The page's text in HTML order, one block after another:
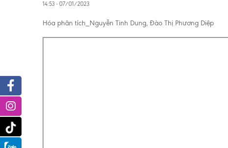
14:53 - 07/01/2023
Hóa phân tích_Nguyễn Tinh Dung, Đào Thị Phương Diệp